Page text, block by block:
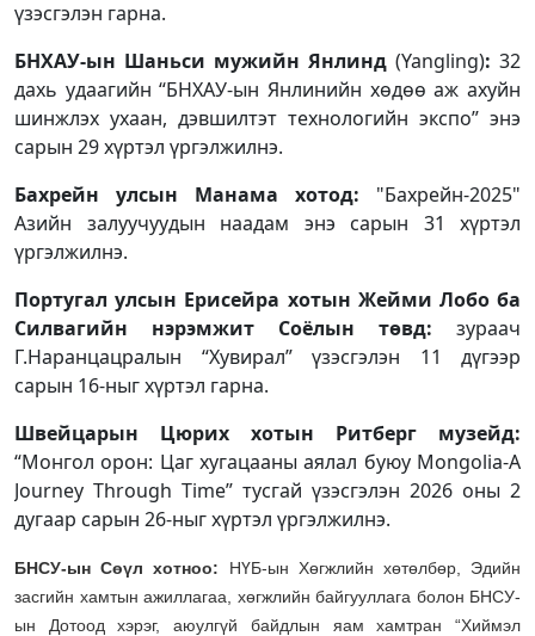
үзэсгэлэн гарна.
БНХАУ-ын Шаньси мужийн Янлинд (Yangling): 32
дахь удаагийн “БНХАУ-ын Янлинийн хөдөө аж ахуйн
шинжлэх ухаан, дэвшилтэт технологийн экспо” энэ
сарын 29 хүртэл үргэлжилнэ.
Бахрейн улсын Манама хотод: "Бахрейн-2025"
Азийн залуучуудын наадам энэ сарын 31 хүртэл
үргэлжилнэ.
Португал улсын Ерисейра хотын Жейми Лобо ба
Силвагийн нэрэмжит Соёлын төвд: зураач
Г.Наранцацралын “Хувирал” үзэсгэлэн 11 дүгээр
сарын 16-ныг хүртэл гарна.
Швейцарын Цюрих хотын Ритберг музейд:
“Монгол орон: Цаг хугацааны аялал буюу Mongolia-A
Journey Through Time” тусгай үзэсгэлэн 2026 оны 2
дугаар сарын 26-ныг хүртэл үргэлжилнэ.
БНСУ-ын Сөүл хотноо: НҮБ-ын Хөгжлийн хөтөлбөр, Эдийн
засгийн хамтын ажиллагаа, хөгжлийн байгууллага болон БНСУ-
ын Дотоод хэрэг, аюулгүй байдлын яам хамтран “Хиймэл